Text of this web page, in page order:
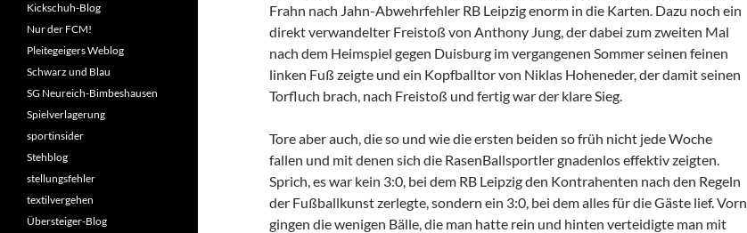
Frahn nach Jahn-Abwehrfehler RB Leipzig enorm in die Karten. Dazu noch ein
direkt verwandelter Freistoß von Anthony Jung, der dabei zum zweiten Mal
nach dem Heimspiel gegen Duisburg im vergangenen Sommer seinen feinen
linken Fuß zeigte und ein Kopfballtor von Niklas Hoheneder, der damit seinen
Torfluch brach, nach Freistoß und fertig war der klare Sieg.
Tore aber auch, die so und wie die ersten beiden so früh nicht jede Woche
fallen und mit denen sich die RasenBallsportler gnadenlos effektiv zeigten.
Sprich, es war kein 3:0, bei dem RB Leipzig den Kontrahenten nach den Regeln
der Fußballkunst zerlegte, sondern ein 3:0, bei dem alles für die Gäste lief. Vorn
gingen die wenigen Bälle, die man hatte rein und hinten verteidigte man mit
Kickschuh-Blog
Nur der FCM!
Pleitegeigers Weblog
Schwarz und Blau
SG Neureich-Bimbeshausen
Spielverlagerung
sportinsider
Stehblog
stellungsfehler
textilvergehen
Übersteiger-Blog